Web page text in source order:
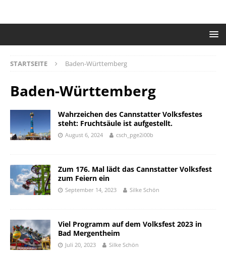
STARTSEITE Baden-Württemberg
Baden-Württemberg
Wahrzeichen des Cannstatter Volksfestes
steht: Fruchtsäule ist aufgestellt.
August 6, 2024 csch_pge2i00b
Zum 176. Mal lädt das Cannstatter Volksfest
zum Feiern ein
September 14, 2023 Silke Schön
Viel Programm auf dem Volksfest 2023 in
Bad Mergentheim
Juli 20, 2023 Silke Schön